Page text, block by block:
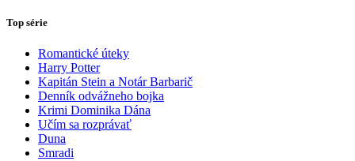
Top série
Romantické úteky
Harry Potter
Kapitán Stein a Notár Barbarič
Denník odvážneho bojka
Krimi Dominika Dána
Učím sa rozprávať
Duna
Smradi